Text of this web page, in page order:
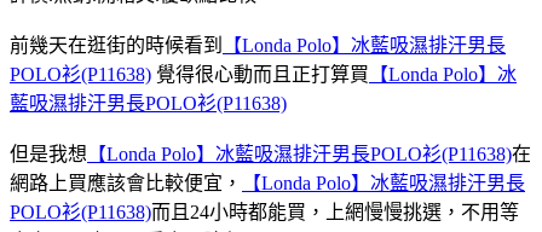
前幾天在逛街的時候看到
【Londa Polo】冰藍吸濕排汗男長
POLO衫(P11638) 覺得很心動而且正打算買 【Londa Polo】冰
藍吸濕排汗男長POLO衫(P11638)
但是我想 【Londa Polo】冰藍吸濕排汗男長POLO衫(P11638)在
網路上買應該會比較便宜，
【Londa Polo】冰藍吸濕排汗男長
POLO衫(P11638)而且24小時都能買，上網慢慢挑選，不用等